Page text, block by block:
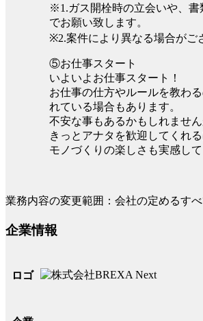
※1.ガス開栓時の立会いや、書
でお願い致します。
※2.案件により異なる場合がご
⑤お仕事スタート
いよいよお仕事スタート！
お仕事の仕方やルールを教わ
れている場合もあります。
不安な事もあるかもしれませ
きっとアナタを歓迎してくれる
モノづくりの楽しさも実感して
業務内容の変更範囲：会社の定めるす
企業情報
ロゴ